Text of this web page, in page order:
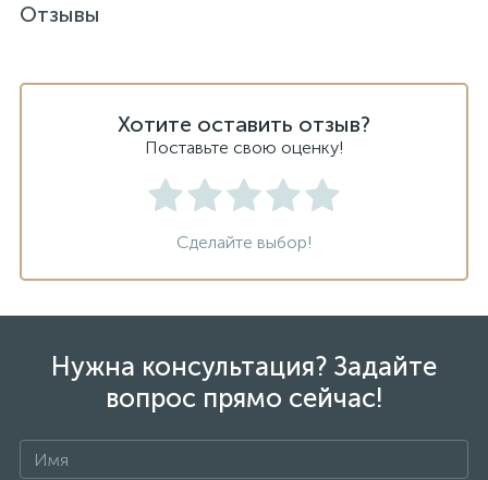
Отзывы
Хотите оставить отзыв?
Поставьте свою оценку!
Сделайте выбор!
Нужна консультация? Задайте
вопрос прямо сейчас!